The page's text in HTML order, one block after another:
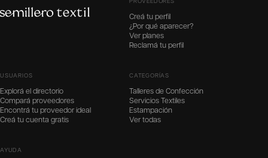
Creá tu perfil
¿Por qué aparecer?
Ver planes
Reclamá tu perfil
USUARIOS
Explorá el directorio
Compará proveedores
Encontrá tu proveedor ideal
Creá tu cuenta gratis
CATEGORÍAS
Talleres de Confección
Servicios Textiles
Estampación
Ver todas
AYUDA